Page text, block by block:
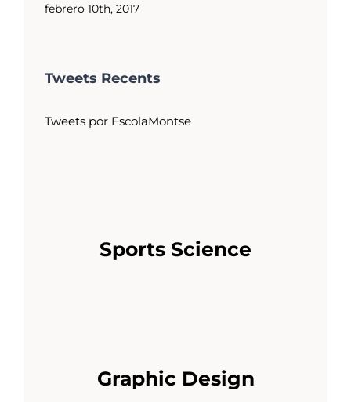
febrero 10th, 2017
Tweets Recents
Tweets por EscolaMontse
Sports Science
Graphic Design